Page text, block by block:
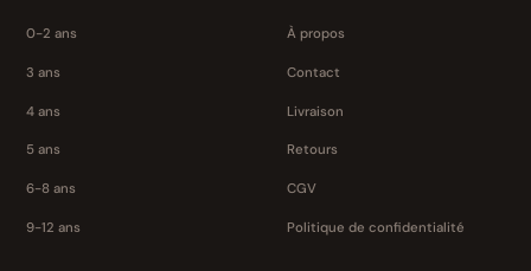
0-2 ans
3 ans
4 ans
5 ans
6-8 ans
9-12 ans
À propos
Contact
Livraison
Retours
CGV
Politique de confidentialité